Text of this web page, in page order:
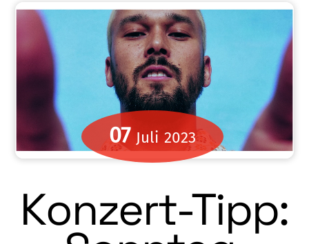
07 Juli 2023
Konzert-Tipp: